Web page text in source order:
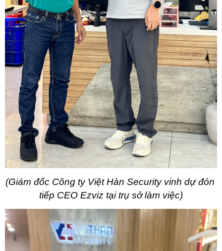
(Giám đốc Công ty Việt Hàn Security vinh dự đón
tiếp CEO Ezviz tại trụ sở làm việc)